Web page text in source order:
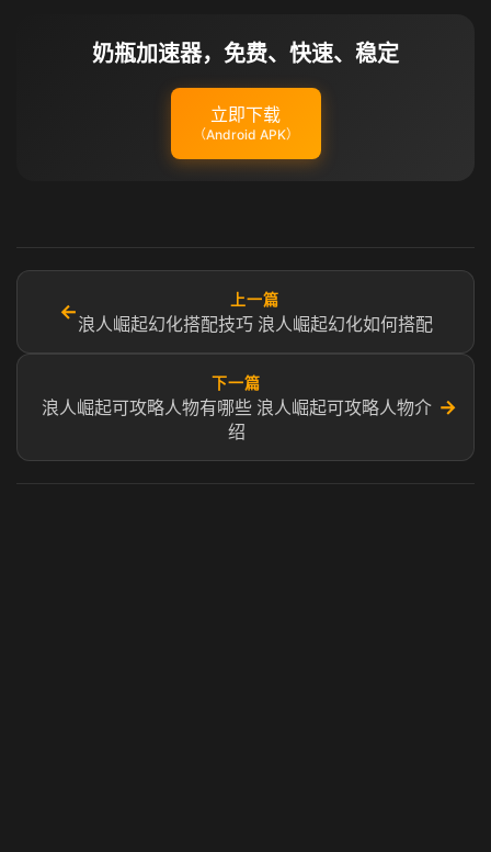
奶瓶加速器，免费、快速、稳定
立即下载
（Android APK）
←
上一篇
浪人崛起幻化搭配技巧 浪人崛起幻化如何搭配
下一篇
浪人崛起可攻略人物有哪些 浪人崛起可攻略人物介
绍
→